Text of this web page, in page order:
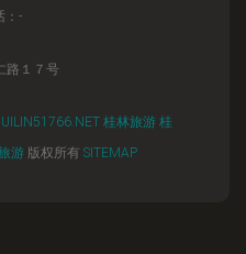
：-
路１７号
桂林旅游 桂
游 版权所有 SITEMAP